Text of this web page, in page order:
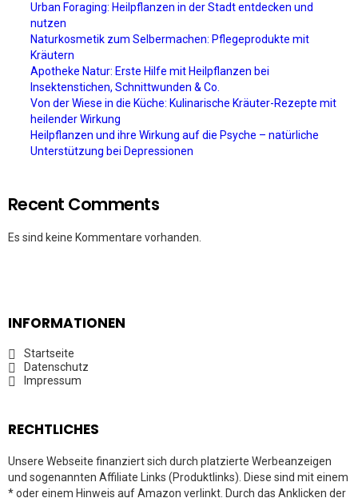
Urban Foraging: Heilpflanzen in der Stadt entdecken und
nutzen
Naturkosmetik zum Selbermachen: Pflegeprodukte mit
Kräutern
Apotheke Natur: Erste Hilfe mit Heilpflanzen bei
Insektenstichen, Schnittwunden & Co.
Von der Wiese in die Küche: Kulinarische Kräuter-Rezepte mit
heilender Wirkung
Heilpflanzen und ihre Wirkung auf die Psyche – natürliche
Unterstützung bei Depressionen
Recent Comments
Es sind keine Kommentare vorhanden.
INFORMATIONEN
Startseite
Datenschutz
Impressum
RECHTLICHES
Unsere Webseite finanziert sich durch platzierte Werbeanzeigen
und sogenannten Affiliate Links (Produktlinks). Diese sind mit einem
* oder einem Hinweis auf Amazon verlinkt. Durch das Anklicken der